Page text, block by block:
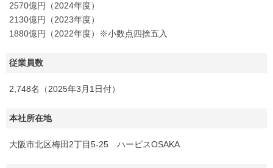
2570億円（2024年度）
2130億円（2023年度）
1880億円（2022年度）※小数点四捨五入
従業員数
2,748名（2025年3月1日付）
本社所在地
大阪市北区梅田2丁目5-25 ハービスOSAKA